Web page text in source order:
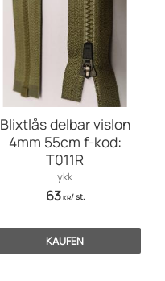
Blixtlås delbar vislon
4mm 55cm f-kod:
T011R
ykk
63KR/st.
KAUFEN